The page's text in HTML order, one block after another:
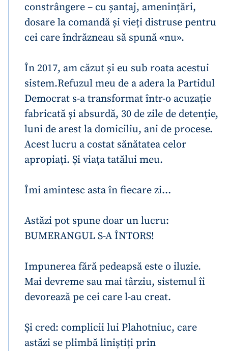
constrângere – cu șantaj, amenințări,
dosare la comandă și vieți distruse pentru
cei care îndrăzneau să spună «nu».
În 2017, am căzut și eu sub roata acestui
sistem.Refuzul meu de a adera la Partidul
Democrat s-a transformat într-o acuzație
fabricată și absurdă, 30 de zile de detenție,
luni de arest la domiciliu, ani de procese.
Acest lucru a costat sănătatea celor
apropiați. Și viața tatălui meu.
Îmi amintesc asta în fiecare zi…
Astăzi pot spune doar un lucru:
BUMERANGUL S-A ÎNTORS!
Impunerea fără pedeapsă este o iluzie.
Mai devreme sau mai târziu, sistemul îi
devorează pe cei care l-au creat.
Și cred: complicii lui Plahotniuc, care
astăzi se plimbă liniștiți prin